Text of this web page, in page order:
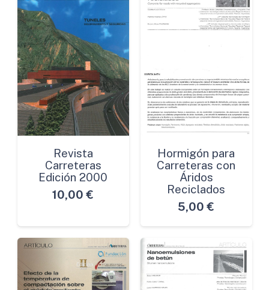
Revista
Carreteras
Edición 2000
10,00 €
Hormigón para
Carreteras con
Áridos
Reciclados
5,00 €